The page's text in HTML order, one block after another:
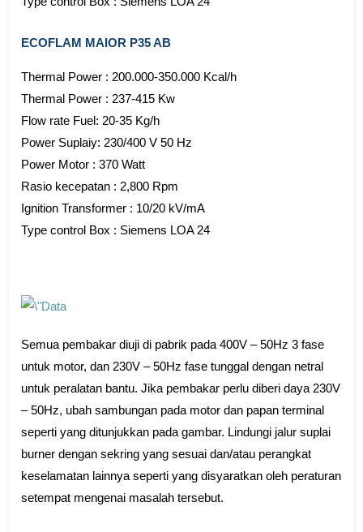
ECOFLAM MAIOR P35 AB
Thermal Power : 200.000-350.000 Kcal/h
Thermal Power : 237-415 Kw
Flow rate Fuel: 20-35 Kg/h
Power Suplaiy: 230/400 V 50 Hz
Power Motor : 370 Watt
Rasio kecepatan : 2,800 Rpm
Ignition Transformer : 10/20 kV/mA
Type control Box : Siemens LOA 24
Semua pembakar diuji di pabrik pada 400V – 50Hz 3 fase
untuk motor, dan 230V – 50Hz fase tunggal dengan netral
untuk peralatan bantu. Jika pembakar perlu diberi daya 230V
– 50Hz, ubah sambungan pada motor dan papan terminal
seperti yang ditunjukkan pada gambar. Lindungi jalur suplai
burner dengan sekring yang sesuai dan/atau perangkat
keselamatan lainnya seperti yang disyaratkan oleh peraturan
setempat mengenai masalah tersebut.